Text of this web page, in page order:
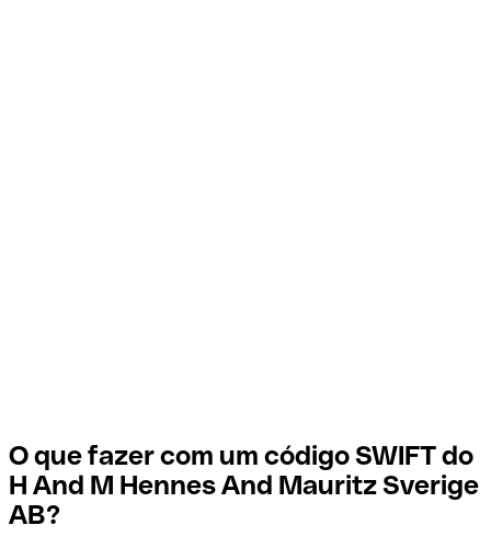
O que fazer com um código SWIFT do
H And M Hennes And Mauritz Sverige
AB?